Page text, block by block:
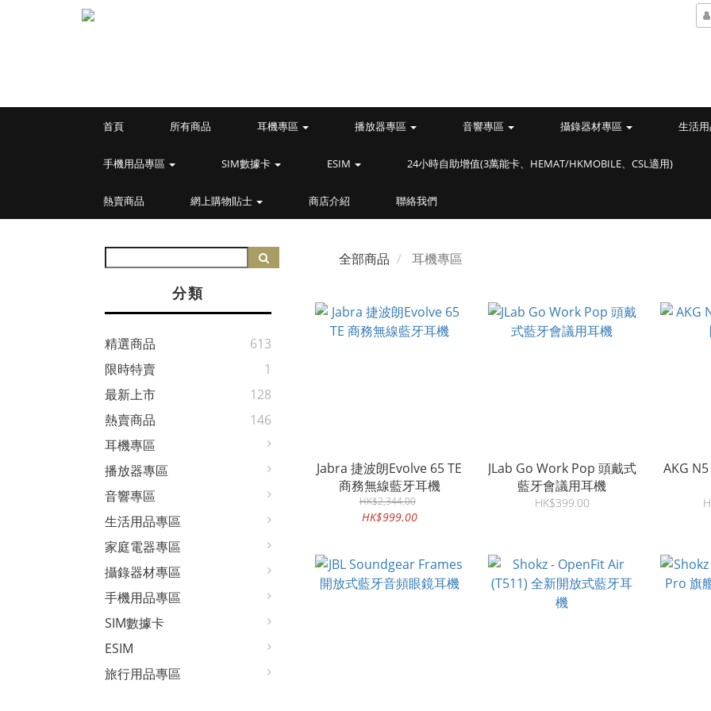
首頁 所有商品 耳機專區 播放器專區 音響專區 攝錄器材專區 生活
手機用品專區 SIM數據卡 ESIM 24小時自助增值(3萬能卡、HEMAT/HKMOBILE、CSL適用)
熱賣商品 網上購物貼士 商店介紹 聯絡我們
分類
精選商品
613
限時特賣
1
最新上市
128
熱賣商品
146
耳機專區
播放器專區
音響專區
生活用品專區
家庭電器專區
攝錄器材專區
手機用品專區
SIM數據卡
ESIM
旅行用品專區
全部商品 耳機專區
Jabra 捷波朗Evolve 65 TE
商務無線藍牙耳機
HK$2,344.00
HK$999.00
JLab Go Work Pop 頭戴式
藍牙會議用耳機
HK$399.00
AKG